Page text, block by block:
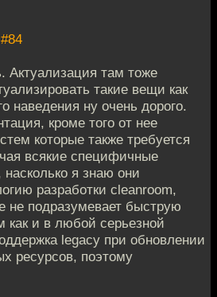
#84
Актуализация там тоже
такие вещи как
наведения ну очень дорого.
кроме того от нее
которые также требуется
всякие специфичные
я знаю они
разработки cleanroom,
не подразумевает быструю
как и в любой серьезной
legacy при обновлении
ресурсов, поэтому